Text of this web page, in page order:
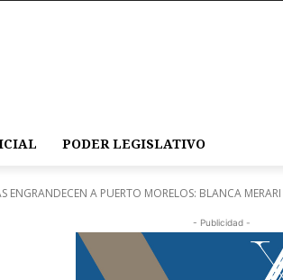
PODER LEGISLATIVO
ENGRANDECEN A PUERTO MORELOS: BLANCA MERARI
- Publicidad -